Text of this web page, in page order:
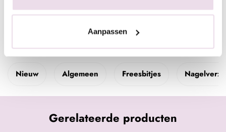
Aanpassen
Specificaties
Gerelateerde pagina's
Nieuw Algemeen Freesbitjes
Gerelateerde producten